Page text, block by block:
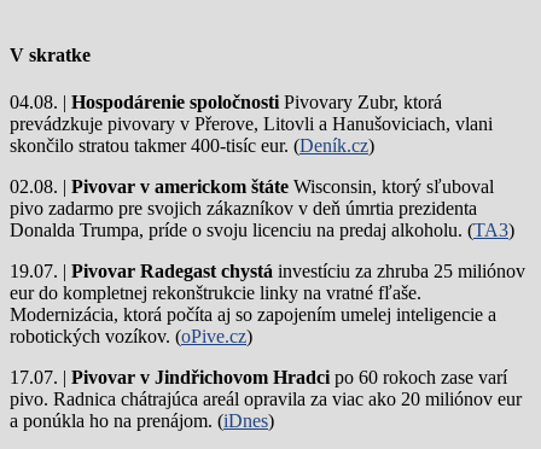
V skratke
04.08. | Hospodárenie spoločnosti Pivovary Zubr, ktorá
prevádzkuje pivovary v Přerove, Litovli a Hanušoviciach, vlani
skončilo stratou takmer 400-tisíc eur. (Deník.cz)
02.08. | Pivovar v americkom štáte Wisconsin, ktorý sľuboval
pivo zadarmo pre svojich zákazníkov v deň úmrtia prezidenta
Donalda Trumpa, príde o svoju licenciu na predaj alkoholu. (TA3)
19.07. | Pivovar Radegast chystá investíciu za zhruba 25 miliónov
eur do kompletnej rekonštrukcie linky na vratné fľaše.
Modernizácia, ktorá počíta aj so zapojením umelej inteligencie a
robotických vozíkov. (oPive.cz)
17.07. | Pivovar v Jindřichovom Hradci po 60 rokoch zase varí
pivo. Radnica chátrajúca areál opravila za viac ako 20 miliónov eur
a ponúkla ho na prenájom. (iDnes)